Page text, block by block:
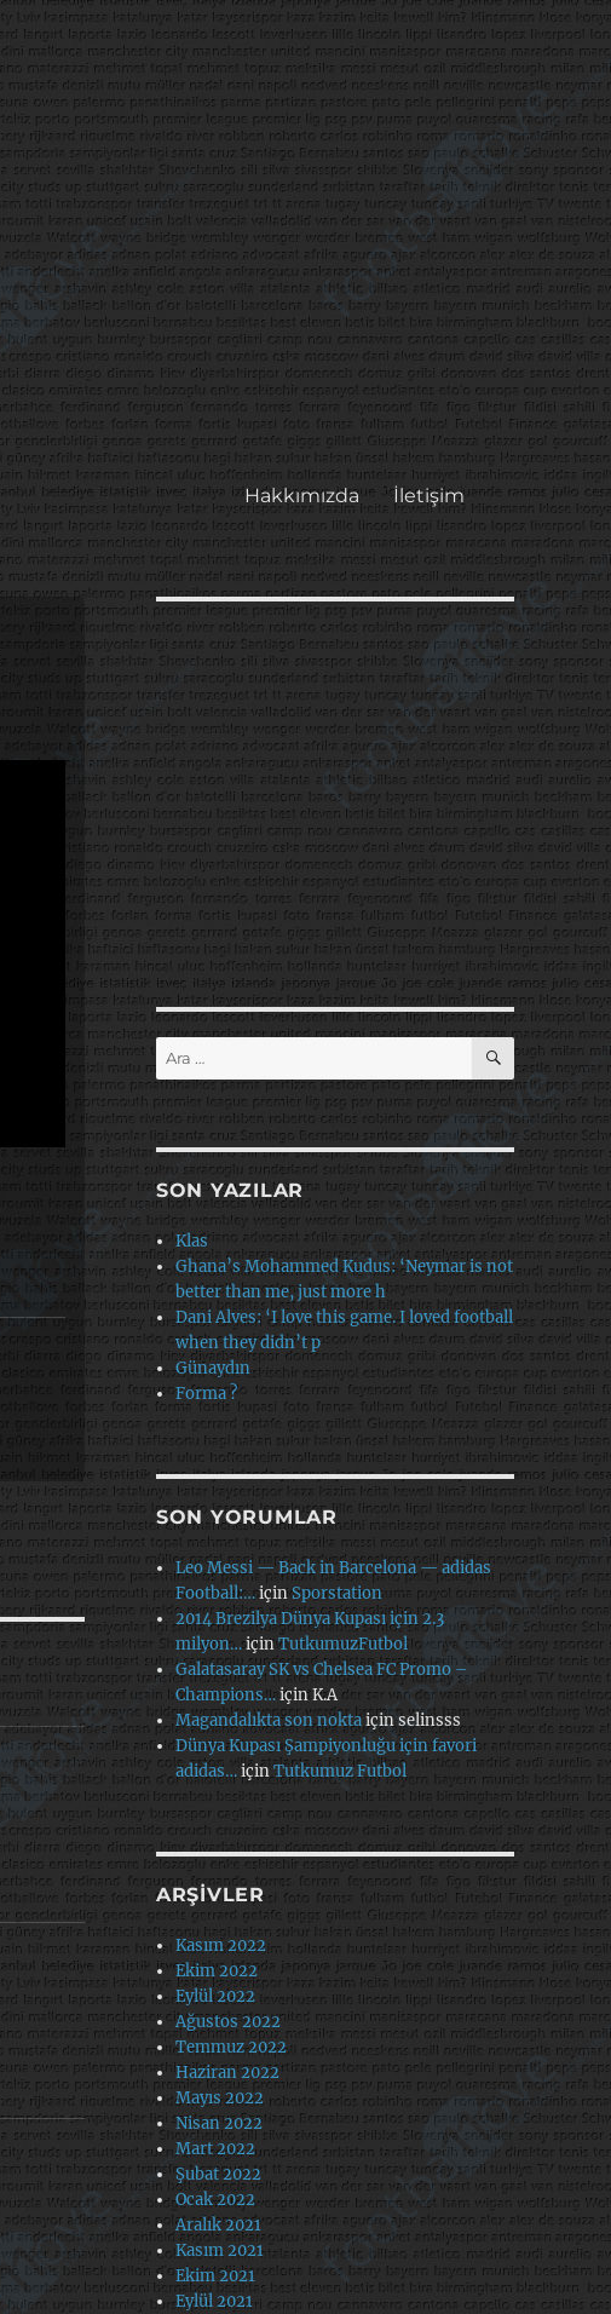
Hakkımızda İletişim
Ara: ARA
SON YAZILAR
Klas
Ghana’s Mohammed Kudus: ‘Neymar is not
better than me, just more h
Dani Alves: ‘I love this game. I loved football
when they didn’t p
Günaydın
Forma ?
SON YORUMLAR
Leo Messi — Back in Barcelona — adidas
Football:…içinSporstation
2014 Brezilya Dünya Kupası için 2.3
milyon…içinTutkumuzFutbol
Galatasaray SK vs Chelsea FC Promo –
Champions…içinK.A
Magandalıkta son noktaiçinselinsss
Dünya Kupası Şampiyonluğu için favori
adidas…içinTutkumuz Futbol
ARŞIVLER
Kasım 2022
Ekim 2022
Eylül 2022
Ağustos 2022
Temmuz 2022
Haziran 2022
Mayıs 2022
Nisan 2022
Mart 2022
Şubat 2022
Ocak 2022
Aralık 2021
Kasım 2021
Ekim 2021
Eylül 2021